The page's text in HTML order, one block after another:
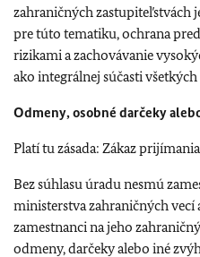
zahraničných zastupiteľstvách
pre túto tematiku, ochrana
rizikami a zachovávanie
ako integrálnej súčasti
Odmeny, osobné darčeky
Platí tu zásada: Zákaz
Bez súhlasu úradu nesmú
ministerstva zahraničných
zamestnanci na jeho
odmeny, darčeky alebo iné